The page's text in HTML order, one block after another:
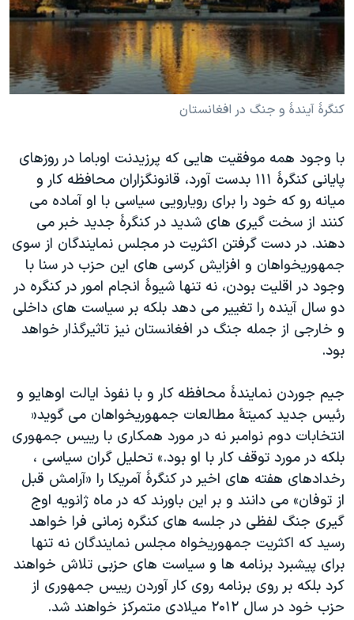
فرهنگ و زندگی
حقوق شهروندی
اقتصادی
علم و فناوری
گالری عکس
آرشیو پخش زنده
مستندها
انتخابات ریاست جمهوری آمریکا ۲۰۲۴
حمله جمهوری اسلامی به اسرائیل
رمز مهسا
اعتراضات زن، زندگی، آزادی
مجموعه مستندهای دادخواهی
تریبونال مردمی آبان ۹۸
دادگاه حمید نوری
چهل سال گروگان‌گیری
قانون شفافیت دارائی کادر رهبری ایران
اعتراضات مردمی آبان ۹۸
اسرائیل در جنگ
نرگس محمدی برنده جایزه نوبل صلح
همایش محافظه‌کاران آمریکا «سی‌پک»
صفحه‌های ویژه
سفر پرزیدنت ترامپ به چین
دنبال کنید
زبانهای مختلف
کنگرۀ آیندۀ و جنگ در افغانستان
با وجود همه موفقیت هایی که پرزیدنت اوباما در روزهای
پایانی کنگرۀ ۱۱۱ بدست آورد، قانونگزاران محافظه کار و
میانه رو که خود را برای رویارویی سیاسی با او آماده می
کنند از سخت گیری های شدید در کنگرۀ جدید خبر می
دهند. در دست گرفتن اکثریت در مجلس نمایندگان از سوی
جمهوریخواهان و افزایش کرسی های این حزب در سنا با
وجود در اقلیت بودن، نه تنها شیوۀ انجام امور در کنگره در
دو سال آینده را تغییر می دهد بلکه بر سیاست های داخلی
و خارجی از جمله جنگ در افغانستان نیز تاثیرگذار خواهد
بود.
جیم جوردن نمایندۀ محافظه کار و با نفوذ ایالت اوهایو و
رئیس جدید کمیتۀ مطالعات جمهوریخواهان می گوید«
انتخابات دوم نوامبر نه در مورد همکاری با رییس جمهوری
بلکه در مورد توقف کار با او بود.» تحلیل گران سیاسی ،
رخدادهای هفته های اخیر در کنگرۀ آمریکا را «آرامش قبل
از توفان» می دانند و بر این باورند که در ماه ژانویه اوج
گیری جنگ لفظی در جلسه های کنگره زمانی فرا خواهد
رسید که اکثریت جمهوریخواه مجلس نمایندگان نه تنها
برای پیشبرد برنامه ها و سیاست های حزبی تلاش خواهند
کرد بلکه بر روی برنامه روی کار آوردن رییس جمهوری از
حزب خود در سال ۲۰۱۲ میلادی متمرکز خواهند شد.